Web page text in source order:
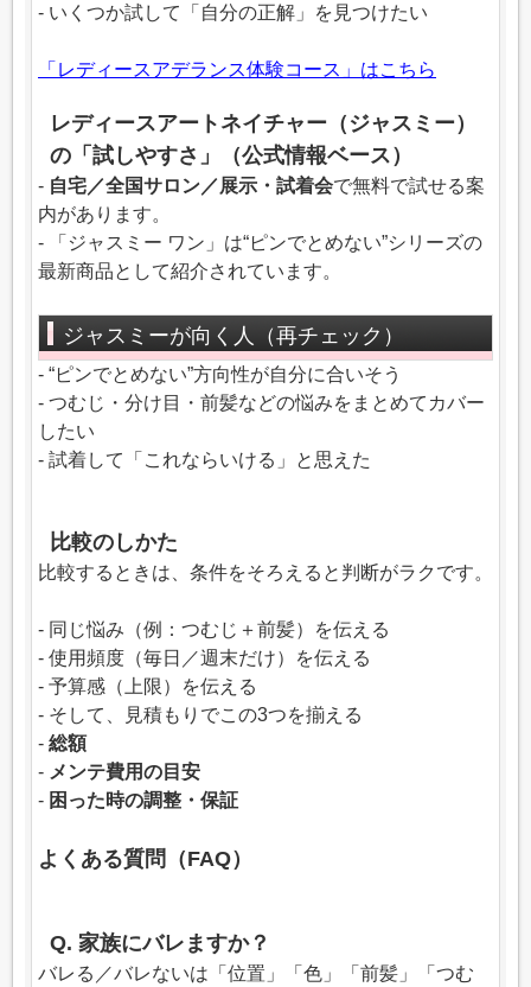
- いくつか試して「自分の正解」を見つけたい
「レディースアデランス体験コース」はこちら
レディースアートネイチャー（ジャスミー）
の「試しやすさ」（公式情報ベース）
- 自宅／全国サロン／展示・試着会で無料で試せる案
内があります。
- 「ジャスミー ワン」は“ピンでとめない”シリーズの
最新商品として紹介されています。
ジャスミーが向く人（再チェック）
- “ピンでとめない”方向性が自分に合いそう
- つむじ・分け目・前髪などの悩みをまとめてカバー
したい
- 試着して「これならいける」と思えた
比較のしかた
比較するときは、条件をそろえると判断がラクです。
- 同じ悩み（例：つむじ＋前髪）を伝える
- 使用頻度（毎日／週末だけ）を伝える
- 予算感（上限）を伝える
- そして、見積もりでこの3つを揃える
- 総額
- メンテ費用の目安
- 困った時の調整・保証
よくある質問（FAQ）
Q. 家族にバレますか？
バレる／バレないは「位置」「色」「前髪」「つむ